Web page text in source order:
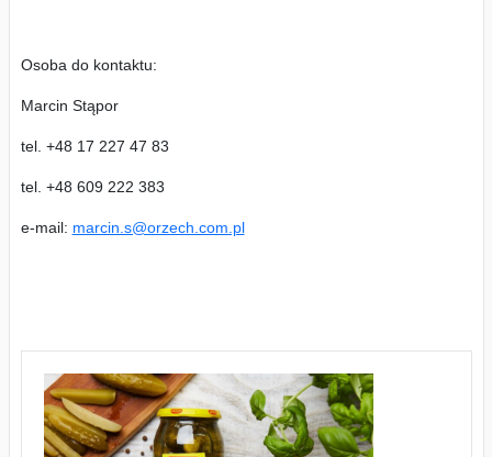
Osoba do kontaktu:
Marcin Stąpor
tel. +48 17 227 47 83
tel. +48 609 222 383
e-mail: marcin.s@orzech.com.pl